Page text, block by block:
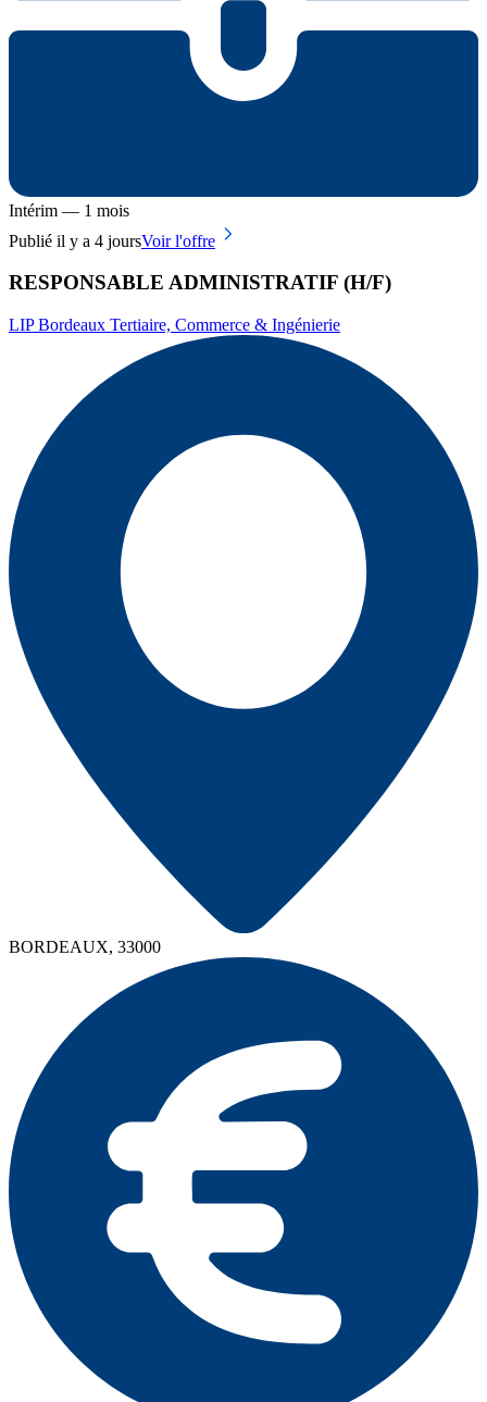
Intérim — 1 mois
Publié il y a 4 joursVoir l'offre
RESPONSABLE ADMINISTRATIF (H/F)
LIP Bordeaux Tertiaire, Commerce & Ingénierie
BORDEAUX, 33000